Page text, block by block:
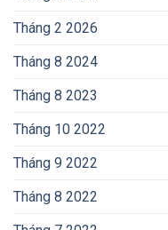
Tháng 2 2026
Tháng 8 2024
Tháng 8 2023
Tháng 10 2022
Tháng 9 2022
Tháng 8 2022